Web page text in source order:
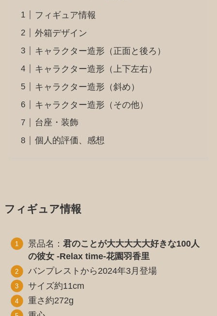
フィギュア情報
外箱デザイン
キャラクター造形（正面と後ろ）
キャラクター造形（上下左右）
キャラクター造形（斜め）
キャラクター造形（その他）
台座・装飾
個人的評価、感想
フィギュア情報
景品名：君のことが大大大大大好きな100人
の彼女 -Relax time-花園羽香里
バンプレストから2024年3月登場
サイズ約11cm
重さ約272g